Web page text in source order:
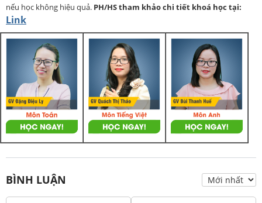
nếu học không hiệu quả. PH/HStham khảo chi tiết khoá học tại:
Link
BÌNH LUẬN